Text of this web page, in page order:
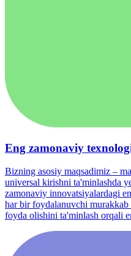
Eng zamonaviy
Bizning asosiy maqsadimiz –
universal kirishni ta'minlashda
zamonaviy innovatsiyalardagi
har bir foydalanuvchi
foyda olishini ta'minlash orqali